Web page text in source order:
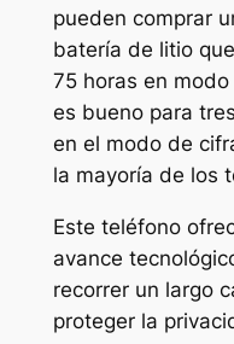
pueden comprar
batería de litio
75 horas en
es bueno para
en el modo de
la mayoría de los
Este teléfono
avance
recorrer un largo
proteger la